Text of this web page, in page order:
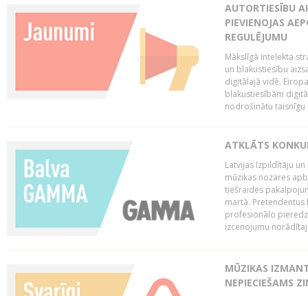
AUTORTIESĪBU
PIEVIENOJAS
REGULĒJUMU
Mākslīgā intelekta
un blakustiesību
digitālajā vidē.
blakustiesībām
nodrošinātu taisnīgu
ATKLĀTS
Latvijas Izpildītāju
mūzikas nozares
tiešraides
martā. Pretendentus
profesionālo
izcenojumu
MŪZIKAS
NEPIECIEŠAMS